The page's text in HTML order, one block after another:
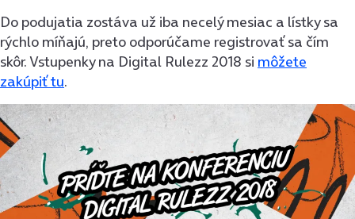
Do podujatia zostáva už iba necelý mesiac a lístky sa
rýchlo míňajú, preto odporúčame registrovať sa čím
skôr. Vstupenky na Digital Rulezz 2018 si môžete
zakúpiť tu.